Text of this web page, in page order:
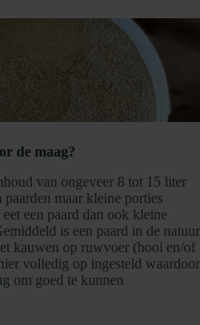
de maag?
van ongeveer 8 tot 15 liter
maar kleine porties
een paard dan ook kleine
is een paard in de natuur
kauwen op ruwvoer (hooi en/of
volledig op ingesteld waardoor
om goed te kunnen